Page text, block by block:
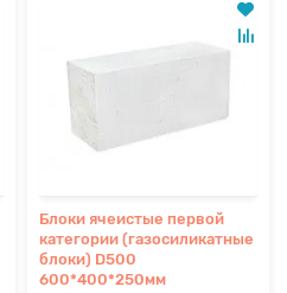
Блоки ячеистые первой
категории (газосиликатные
блоки) D500
600*400*250мм